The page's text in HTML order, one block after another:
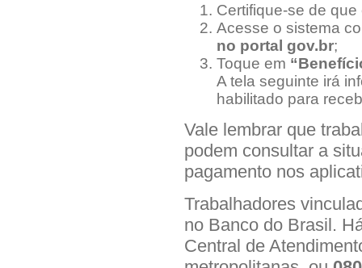
Certifique-se de
Acesse o sistema
no portal gov.br;
Toque em
A tela seguinte irá
habilitado para
Vale lembrar que
podem consultar a
pagamento nos
Trabalhadores
no Banco do Brasil.
Central de